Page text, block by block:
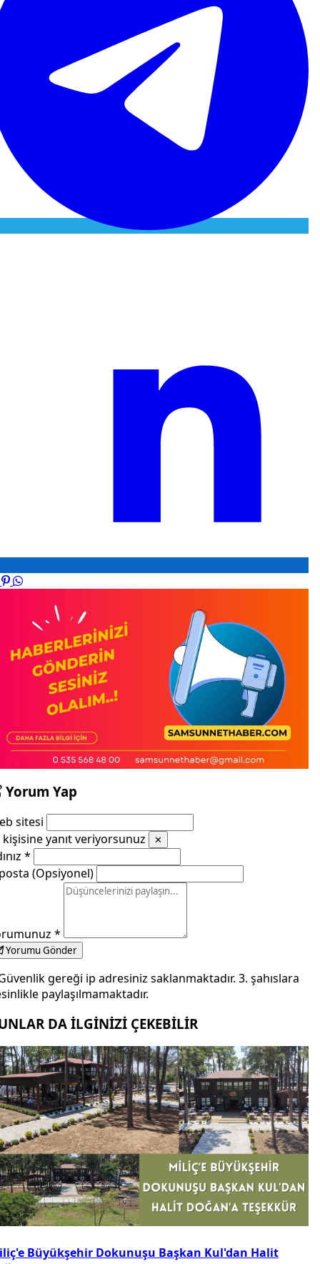
Yorum Yap
sitesi
kişisine yanıt veriyorsunuz
✕
*
(Opsiyonel)
*
Yorumu Gönder
gereği ip adresiniz saklanmaktadır. 3. şahıslara
paylaşılmamaktadır.
DA İLGİNİZİ ÇEKEBİLİR
Büyükşehir Dokunuşu Başkan Kul'dan Halit